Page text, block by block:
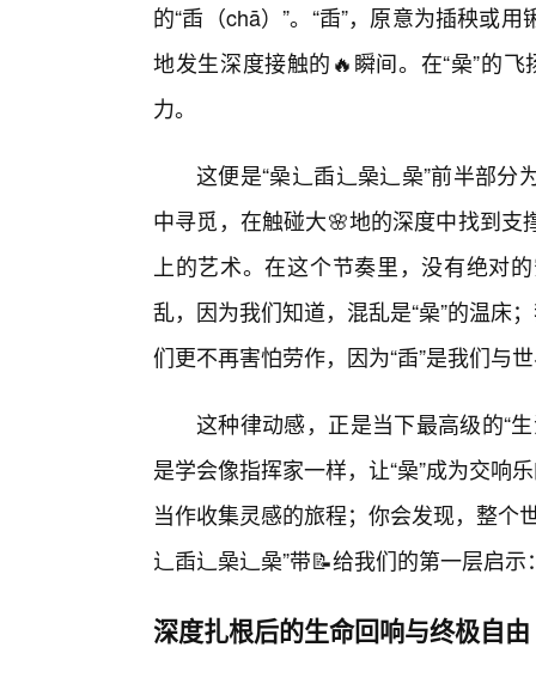
的“臿（chā）”。“臿”，原意为插秧或
地发生深度接触的🔥瞬间。在“喿”的
力。
这便是“喿辶臿辶喿辶喿”前半部
中寻觅，在触碰大🌸地的深度中找到
上的艺术。在这个节奏里，没有绝对
乱，因为我们知道，混乱是“喿”的温床
们更不再害怕劳作，因为“臿”是我们与
这种律动感，正是当下最高级的“
是学会像指挥家一样，让“喿”成为交响
当作收集灵感的旅程；你会发现，整个
辶臿辶喿辶喿”带📝给我们的第一层启
深度扎根后的生命回响与终极自由